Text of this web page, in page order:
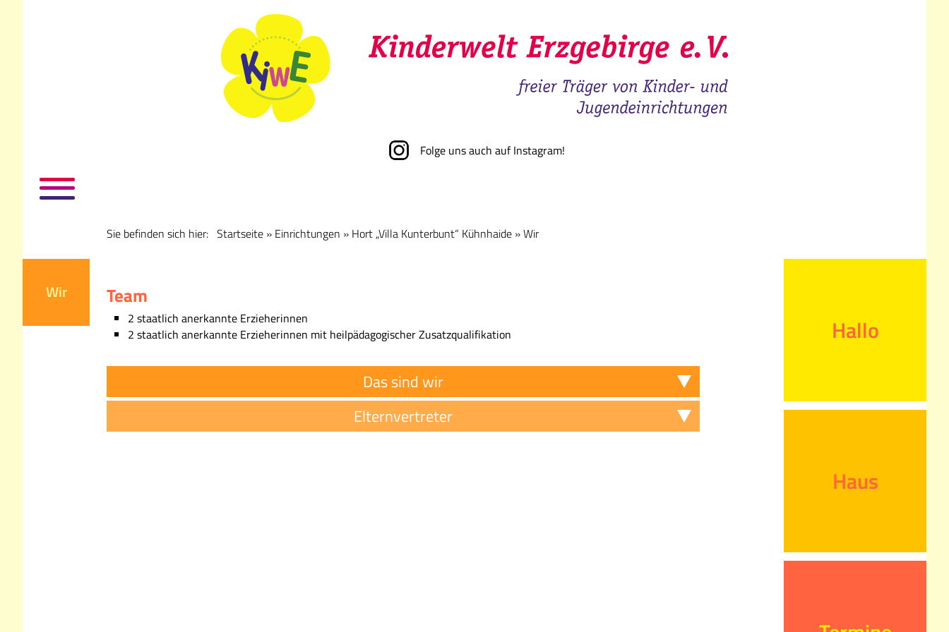
Folge uns auch auf Instagram!
Sie befinden sich hier: Startseite » Einrichtungen » Hort „Villa Kunterbunt“ Kühnhaide »Wir
Wir Team
2 staatlich anerkannte Erzieherinnen
2 staatlich anerkannte Erzieherinnen mit heilpädagogischer Zusatzqualifikation
Das sind wir
Elternvertreter
Hallo
Haus